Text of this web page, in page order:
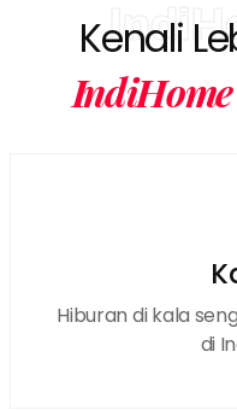
Kenali
Hiburan di kala
di